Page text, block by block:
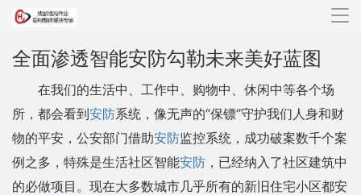
导
全面渗透智能安防勾勒未来美好蓝图
在我们的生活中、工作中、购物中、休闲中等各个场
所，都会看到安防系统，像无声的“保镖”守护我们人身和财
物的平安，公安部门借助安防监控系统，成功破案数千个案
例之多，特殊是生活社区智能安防 ，已经纳入了社区建筑中
的必做项目。现在大多数城市几乎所有的新旧住宅小区都安